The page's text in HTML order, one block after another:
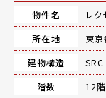
物件名
レク
所在地
東
建物構造
SRC
階数
12